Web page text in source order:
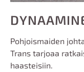
Pohjoismaiden
Trans tarjoaa
haasteisiin.